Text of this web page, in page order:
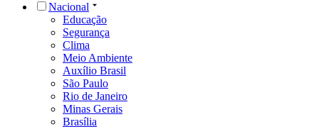
Nacional
Educação
Segurança
Clima
Meio Ambiente
Auxílio Brasil
São Paulo
Rio de Janeiro
Minas Gerais
Brasília